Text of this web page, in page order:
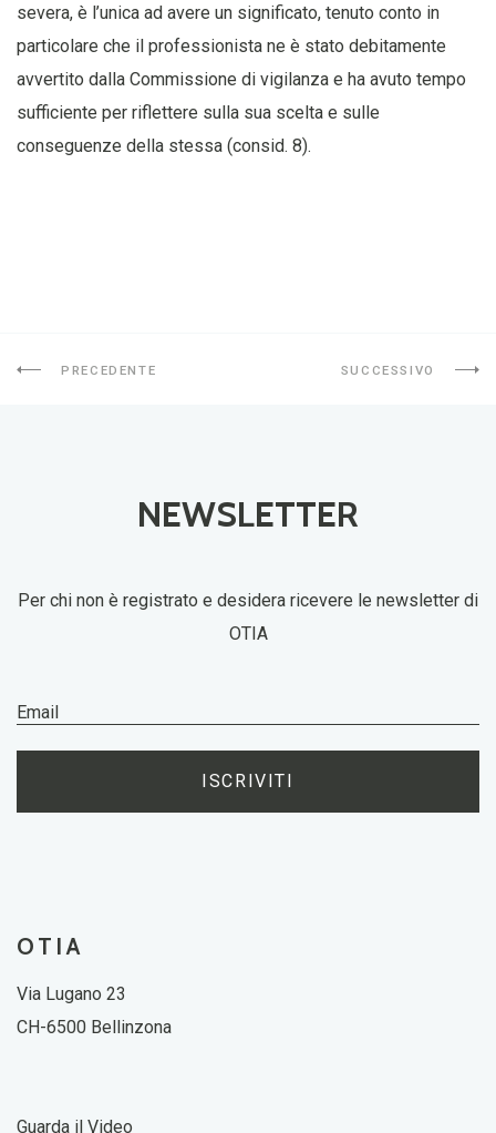
severa, è l’unica ad avere un significato, tenuto conto in
particolare che il professionista ne è stato debitamente
avvertito dalla Commissione di vigilanza e ha avuto tempo
sufficiente per riflettere sulla sua scelta e sulle
conseguenze della stessa (consid. 8).
PRECEDENTE SUCCESSIVO
NEWSLETTER
Per chi non è registrato e desidera ricevere le newsletter di
OTIA
ISCRIVITI
OTIA
Via Lugano 23
CH-6500 Bellinzona
Guarda il Video